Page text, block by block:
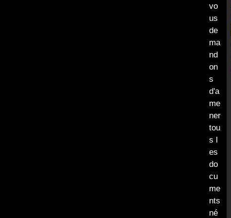
vo
us
de
ma
nd
on
s
d'a
me
ner
tou
s l
es
do
cu
me
nts
né